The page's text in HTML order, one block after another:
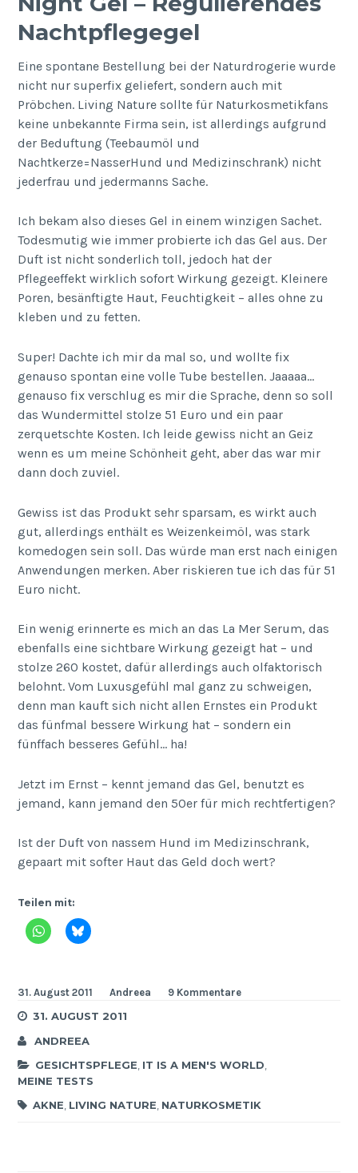
Nachtpflegegel
Eine spontane Bestellung bei der Naturdrogerie wurde
nicht nur superfix geliefert, sondern auch mit
Pröbchen. Living Nature sollte für Naturkosmetikfans
keine unbekannte Firma sein, ist allerdings aufgrund
der Beduftung (Teebaumöl und
Nachtkerze=NasserHund und Medizinschrank) nicht
jederfrau und jedermanns Sache.
Ich bekam also dieses Gel in einem winzigen Sachet.
Todesmutig wie immer probierte ich das Gel aus. Der
Duft ist nicht sonderlich toll, jedoch hat der
Pflegeeffekt wirklich sofort Wirkung gezeigt. Kleinere
Poren, besänftigte Haut, Feuchtigkeit – alles ohne zu
kleben und zu fetten.
Super! Dachte ich mir da mal so, und wollte fix
genauso spontan eine volle Tube bestellen. Jaaaaa…
genauso fix verschlug es mir die Sprache, denn so soll
das Wundermittel stolze 51 Euro und ein paar
zerquetschte Kosten. Ich leide gewiss nicht an Geiz
wenn es um meine Schönheit geht, aber das war mir
dann doch zuviel.
Gewiss ist das Produkt sehr sparsam, es wirkt auch
gut, allerdings enthält es Weizenkeimöl, was stark
komedogen sein soll. Das würde man erst nach einigen
Anwendungen merken. Aber riskieren tue ich das für 51
Euro nicht.
Ein wenig erinnerte es mich an das La Mer Serum, das
ebenfalls eine sichtbare Wirkung gezeigt hat – und
stolze 260 kostet, dafür allerdings auch olfaktorisch
belohnt. Vom Luxusgefühl mal ganz zu schweigen,
denn man kauft sich nicht allen Ernstes ein Produkt
das fünfmal bessere Wirkung hat – sondern ein
fünffach besseres Gefühl… ha!
Jetzt im Ernst – kennt jemand das Gel, benutzt es
jemand, kann jemand den 50er für mich rechtfertigen?
Ist der Duft von nassem Hund im Medizinschrank,
gepaart mit softer Haut das Geld doch wert?
Teilen mit:
31. August 2011 Andreea 9 Kommentare
31. AUGUST 2011
ANDREEA
GESICHTSPFLEGE IT IS A MEN'S WORLD
MEINE TESTS
AKNE LIVING NATURE NATURKOSMETIK